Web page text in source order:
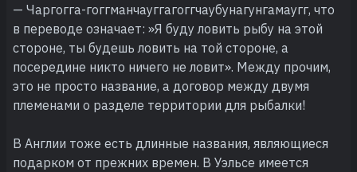
— Чаргогга-гоггманчауггагоггчаубунагунгамаугг, что
в переводе означает: »Я буду ловить рыбу на этой
стороне, ты будешь ловить на той стороне, а
посередине никто ничего не ловит». Между прочим,
это не просто название, а договор между двумя
племенами о разделе территории для рыбалки!
В Англии тоже есть длинные названия, являющиеся
подарком от прежних времен. В Уэльсе имеется